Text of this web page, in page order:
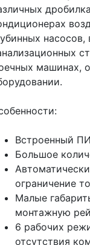
насосов,
машинах,
Встроенный
Большое
ограничение
Малые
монтажную
6 рабочих
отсутствия